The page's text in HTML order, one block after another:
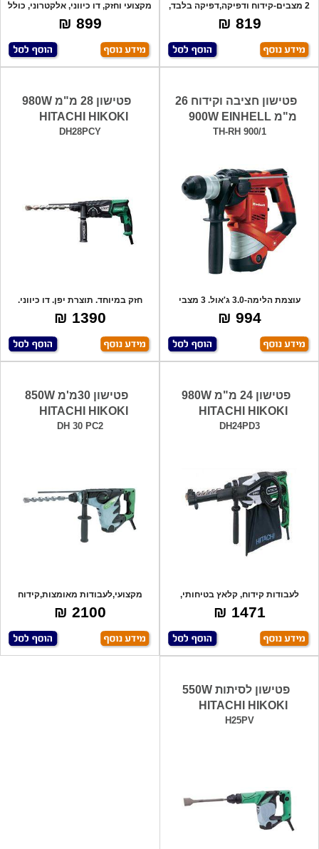
2 מצבים-קידוח ודפיקה,דפיקה בלבד,
מקצועי,
819 ₪
מקצועי וחזק, דו כיווני, אלקטרוני, כולל
ת
899 ₪
פטישון חציבה וקידוח 26
מ"מ 900W EINHELL
TH-RH 900/1
עוצמת הלימה-3.0 ג'אול. 3 מצבי
קידוח, במ
994 ₪
פטישון 28 מ"מ 980W
HITACHI HIKOKI
DH28PCY
חזק במיוחד. תוצרת יפן. דו כיווני.
אלקט
1390 ₪
פטישון 24 מ"מ 980W
HITACHI HIKOKI
DH24PD3
לעבודות קידוח, קלאץ בטיחותי,
אלקטרוני, 2
1471 ₪
פטישון 30מ'מ 850W
HITACHI HIKOKI
DH 30 PC2
מקצועי,לעבודות מאומצות,קידוח
וסיתות, עם
2100 ₪
פטישון לסיתות 550W
HITACHI HIKOKI
H25PV